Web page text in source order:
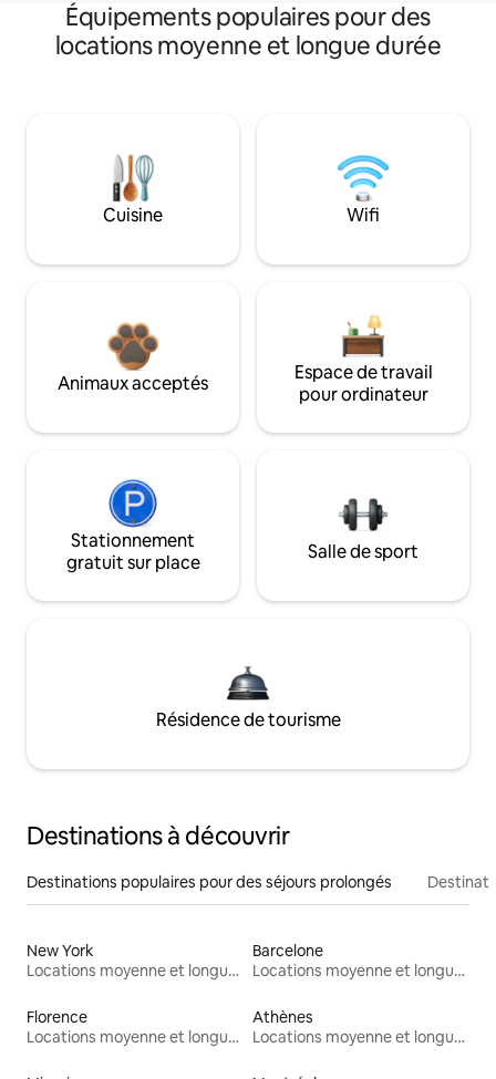
Équipements populaires pour des
locations moyenne et longue durée
Cuisine Wifi
Animaux acceptés
Espace de travail
pour ordinateur
Stationnement
gratuit sur place
Salle de sport
Résidence de tourisme
Destinations à découvrir
Destinations populaires pour des séjours prolongés
New York
Locations moyenne et longue durée
Barcelone
Locations moyenne et longue durée
Florence
Locations moyenne et longue durée
Athènes
Locations moyenne et longue durée